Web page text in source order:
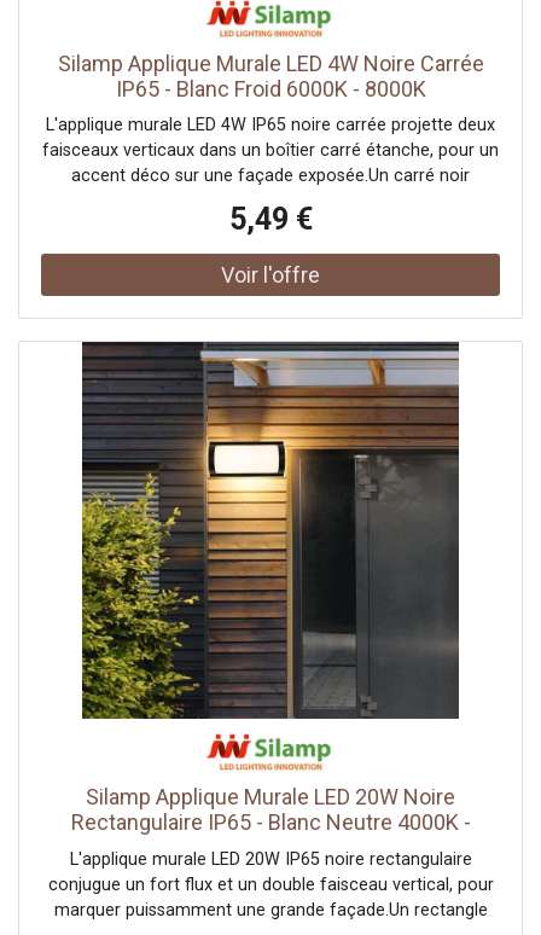
Hauteur du courant d'appel: 31 A, Durée du courant
d'appel: 262 μs, Température sur le verre (émission
lumineuse): 58 °C, Classe de risque: 1
Silamp Applique Murale LED 4W Noire Carrée
IP65 - Blanc Froid 6000K - 8000K
L'applique murale LED 4W IP65 noire carrée projette deux
faisceaux verticaux dans un boîtier carré étanche, pour un
accent déco sur une façade exposée.Un carré noir
étancheSon petit boîtier carré noir diffuse la lumière vers
le haut et vers le bas, dessinant deux nappes sur le mur.
Sa finition noire et sa conception étanche en font un
accent design résistant aux intempéries. Elle rejoint notre
gamme d'appliques extérieures noires.Un accent
rendu fidèle (IRC Ra 80), créent un effet d'ambiance
graphique plutôt qu'un éclairage puissant. Ses 4W
équivalent à environ 40W, pour animer une façade à
moindre coût.Indice IP65, pleinement extérieurSon IP65 la
protège totalement de la poussière et des jets d'eau, ce
qui l'autorise sur un mur directement exposé à la pluie,
contrairement à un modèle IP44 réservé à l'abri. Elle se
pose en saillie et se raccorde au secteur 220-240V,
alimentation coupée au tableau.Consommation et
garantieTrès sobre, elle anime une façade toute la soirée
pour une dépense minime. Prévue pour environ 25 000
heures, elle limite les remplacements. Sa petite taille
permet de la multiplier discrètement le long d'une façade
pour un rythme d'accents. Sa fixation en saillie ne
demande aucun encastrement. Certifiée CE & RoHS, elle
est garantie 2 ans.
5,49 €
Silamp Applique Murale LED 20W Noire
Rectangulaire IP65 - Blanc Neutre 4000K -
5500K
L'applique murale LED 20W IP65 noire rectangulaire
conjugue un fort flux et un double faisceau vertical, pour
marquer puissamment une grande façade.Un rectangle